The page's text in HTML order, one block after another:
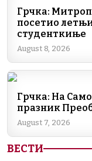
b
o
o
k
n
Грчка:
посетио
студенткиње
August 8, 2026
Грчка: На
празник
August 7, 2026
ВЕСТИ